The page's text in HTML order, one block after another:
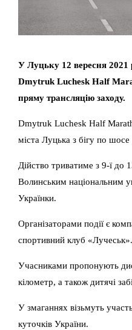
У Луцьку 12 вересня 2021
Dmytruk Luchesk Half
пряму трансляцію заходу.
Dmytruk Luchesk Half
міста Луцька з бігу по
Дійство триватиме з 9-ї до
Волинським національним
Українки.
Організаторами події є
спортивний клуб «Лучеськ».
Учасниками пропонують
кілометр, а також дитячі
У змаганнях візьмуть
куточків України.